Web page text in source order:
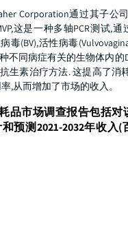
Corporation通过其子公
这是一种多轴PCR测试,
毒(BV),活性病毒
不同病症有关的生物体内的
生素治疗方法. 这提高了消
,从而增加了市场的收入。
品市场调查报告包括对
预测2021-2032年收入(